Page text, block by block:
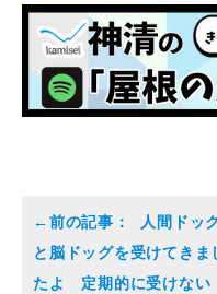
人間ドック
と脳ドッグを受けてきま
たよ 定期的に受けない